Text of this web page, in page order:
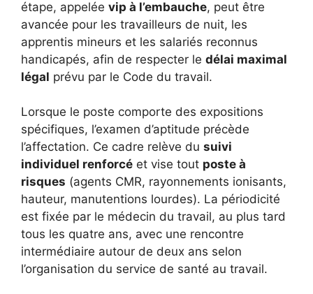
étape, appelée vip à l’embauche, peut être
avancée pour les travailleurs de nuit, les
apprentis mineurs et les salariés reconnus
handicapés, afin de respecter le délai maximal
légal prévu par le Code du travail.
Lorsque le poste comporte des expositions
spécifiques, l’examen d’aptitude précède
l’affectation. Ce cadre relève du suivi
individuel renforcé et vise tout poste à
risques (agents CMR, rayonnements ionisants,
hauteur, manutentions lourdes). La périodicité
est fixée par le médecin du travail, au plus tard
tous les quatre ans, avec une rencontre
intermédiaire autour de deux ans selon
l’organisation du service de santé au travail.